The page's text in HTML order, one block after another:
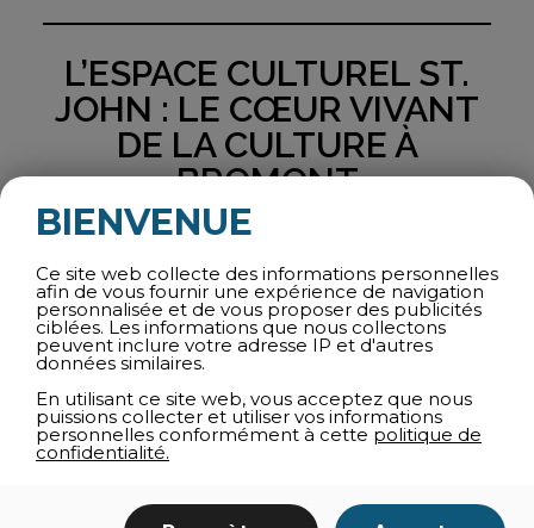
L’ESPACE CULTUREL ST.
JOHN : LE CŒUR VIVANT
DE LA CULTURE À
BROMONT
Bromont, l’Espace culturel St. John anime la vie
culturelle. Nichée dans un bâtiment patrimonial, cette
salle polyvalente accueille tout au long de l’année une
programmation riche et diversifiée.
Un lieu chargé d’histoire au service de
la culture contemporaine +
de Bromont +
BIENVENUE
Ce site web collecte des informations personnelles
afin de vous fournir une expérience de navigation
personnalisée et de vous proposer des publicités
ciblées. Les informations que nous collectons
peuvent inclure votre adresse IP et d'autres
données similaires.
En utilisant ce site web, vous acceptez que nous
puissions collecter et utiliser vos informations
personnelles conformément à cette politique de
confidentialité.